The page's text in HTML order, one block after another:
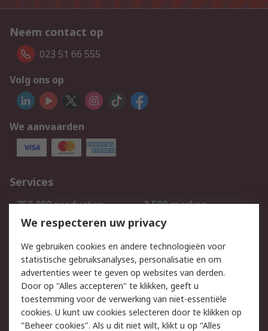
Neem contact op
023 51 66 555
Volg ons op
We aanvaarden
Services
750.000 producten
2.500 merken
Bestellen
Inkoopoplossingen
Track & Trace
Wettelijk
Cookiebeleid
Email veiligheid
Privacybeleid
Websitevoorwaarden
We respecteren uw privacy
We gebruiken cookies en andere technologieën voor
statistische gebruiksanalyses, personalisatie en om
advertenties weer te geven op websites van derden.
Door op "Alles accepteren" te klikken, geeft u
toestemming voor de verwerking van niet-essentiële
cookies. U kunt uw cookies selecteren door te klikken op
"Beheer cookies". Als u dit niet wilt, klikt u op "Alles